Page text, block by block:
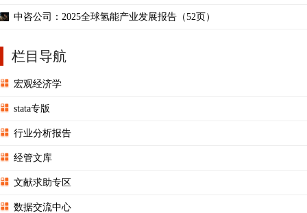
中咨公司：2025全球氢能产业发展报告（52页）
栏目导航
宏观经济学
stata专版
行业分析报告
经管文库
文献求助专区
数据交流中心